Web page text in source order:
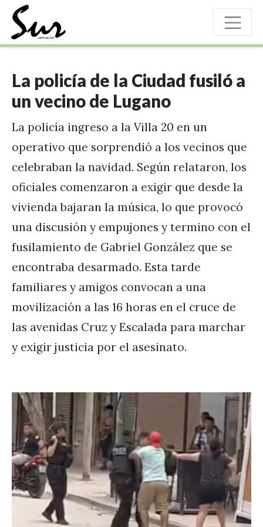
La policía de la Ciudad fusiló a
un vecino de Lugano
La policía ingreso a la Villa 20 en un
operativo que sorprendió a los vecinos que
celebraban la navidad. Según relataron, los
oficiales comenzaron a exigir que desde la
vivienda bajaran la música, lo que provocó
una discusión y empujones y termino con el
fusilamiento de Gabriel González que se
encontraba desarmado. Esta tarde
familiares y amigos convocan a una
movilización a las 16 horas en el cruce de
las avenidas Cruz y Escalada para marchar
y exigir justicia por el asesinato.